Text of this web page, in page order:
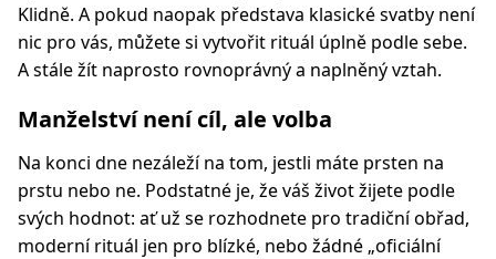
Klidně. A pokud naopak představa klasické svatby není
nic pro vás, můžete si vytvořit rituál úplně podle sebe.
A stále žít naprosto rovnoprávný a naplněný vztah.
Manželství není cíl, ale volba
Na konci dne nezáleží na tom, jestli máte prsten na
prstu nebo ne. Podstatné je, že váš život žijete podle
svých hodnot: ať už se rozhodnete pro tradiční obřad,
moderní rituál jen pro blízké, nebo žádné „oficiální